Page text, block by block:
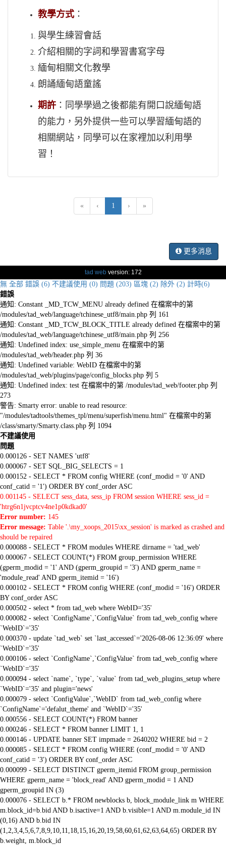
教學方式：
與學生練習會話
介紹相關的字詞和學習書寫字母
緬甸相關文化教學
朗誦緬甸語童謠
期許 ：同學學過之後都能有開口說緬甸語
的能力，另外提供一些可以學習緬甸語的
相關網站，同學可以在家裡加以利用學
習！
« ‹ 1 (current)
› »
更多消息
tad webversion: 172
無 全部 錯誤 (6) 不建議使用 (0) 問題 (203) 區塊 (2) 除外 (2) 計時(6)
錯誤
通知: Constant _MD_TCW_MENU already defined 在檔案中的第
/modules/tad_web/language/tchinese_utf8/main.php 列 161
通知: Constant _MD_TCW_BLOCK_TITLE already defined 在檔案中的第
/modules/tad_web/language/tchinese_utf8/main.php 列 256
通知: Undefined index: use_simple_menu 在檔案中的第
/modules/tad_web/header.php 列 36
通知: Undefined variable: WebID 在檔案中的第
/modules/tad_web/plugins/page/config_blocks.php 列 5
通知: Undefined index: test 在檔案中的第 /modules/tad_web/footer.php 列
273
警告: Smarty error: unable to read resource:
"/modules/tadtools/themes_tpl/menu/superfish/menu.html" 在檔案中的第
/class/smarty/Smarty.class.php 列 1094
不建議使用
問題
0.000126 - SET NAMES 'utf8'
0.000067 - SET SQL_BIG_SELECTS = 1
0.000152 - SELECT * FROM config WHERE (conf_modid = '0' AND
conf_catid = '1') ORDER BY conf_order ASC
0.001145 - SELECT sess_data, sess_ip FROM session WHERE sess_id =
'htrg6n1jvcptcv4ne1p0kdkad0'
Error number: 145
Error message: Table '.\my_xoops_2015\xx_session' is marked as crashed and
should be repaired
0.000088 - SELECT * FROM modules WHERE dirname = 'tad_web'
0.000067 - SELECT COUNT(*) FROM group_permission WHERE
(gperm_modid = '1' AND (gperm_groupid = '3') AND gperm_name =
'module_read' AND gperm_itemid = '16')
0.000102 - SELECT * FROM config WHERE (conf_modid = '16') ORDER
BY conf_order ASC
0.000502 - select * from tad_web where WebID='35'
0.000082 - select `ConfigName`,`ConfigValue` from tad_web_config where
`WebID`='35'
0.000370 - update `tad_web` set `last_accessed`='2026-08-06 12:36:09' where
`WebID`='35'
0.000106 - select `ConfigName`,`ConfigValue` from tad_web_config where
`WebID`='35'
0.000094 - select `name`, `type`, `value` from tad_web_plugins_setup where
`WebID`='35' and plugin='news'
0.000079 - select `ConfigValue`,`WebID` from tad_web_config where
`ConfigName`='defalut_theme' and `WebID`='35'
0.000556 - SELECT COUNT(*) FROM banner
0.000246 - SELECT * FROM banner LIMIT 1, 1
0.000146 - UPDATE banner SET impmade = 2640202 WHERE bid = 2
0.000085 - SELECT * FROM config WHERE (conf_modid = '0' AND
conf_catid = '3') ORDER BY conf_order ASC
0.000099 - SELECT DISTINCT gperm_itemid FROM group_permission
WHERE gperm_name = 'block_read' AND gperm_modid = 1 AND
gperm_groupid IN (3)
0.000076 - SELECT b.* FROM newblocks b, block_module_link m WHERE
m.block_id=b.bid AND b.isactive=1 AND b.visible=1 AND m.module_id IN
(0,16) AND b.bid IN
(1,2,3,4,5,6,7,8,9,10,11,18,15,16,20,19,58,60,61,62,63,64,65) ORDER BY
b.weight, m.block_id